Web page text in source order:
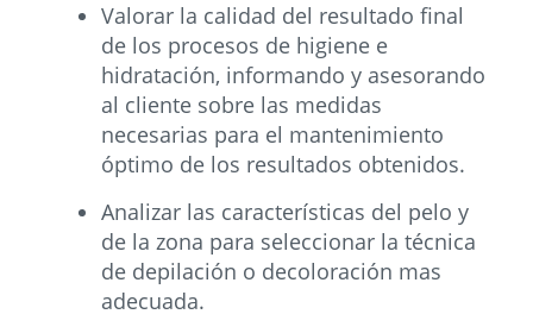
Valorar la calidad del resultado final
de los procesos de higiene e
hidratación, informando y asesorando
al cliente sobre las medidas
necesarias para el mantenimiento
óptimo de los resultados obtenidos.
Analizar las características del pelo y
de la zona para seleccionar la técnica
de depilación o decoloración mas
adecuada.